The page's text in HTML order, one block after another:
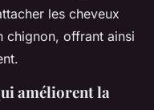
les cheveux
chignon, offrant ainsi
améliorent la